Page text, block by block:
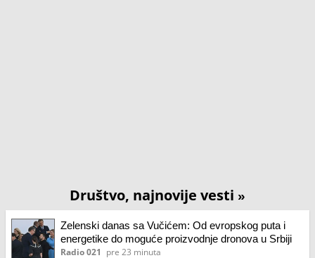
Društvo, najnovije vesti »
Zelenski danas sa Vučićem: Od evropskog puta i
energetike do moguće proizvodnje dronova u Srbiji
Radio 021 pre 23 minuta